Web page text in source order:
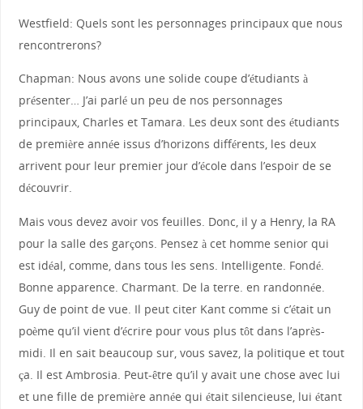
Westfield: Quels sont les personnages principaux que nous
rencontrerons?
Chapman: Nous avons une solide coupe d’étudiants à
présenter… J’ai parlé un peu de nos personnages
principaux, Charles et Tamara. Les deux sont des étudiants
de première année issus d’horizons différents, les deux
arrivent pour leur premier jour d’école dans l’espoir de se
découvrir.
Mais vous devez avoir vos feuilles. Donc, il y a Henry, la RA
pour la salle des garçons. Pensez à cet homme senior qui
est idéal, comme, dans tous les sens. Intelligente. Fondé.
Bonne apparence. Charmant. De la terre. en randonnée.
Guy de point de vue. Il peut citer Kant comme si c’était un
poème qu’il vient d’écrire pour vous plus tôt dans l’après-
midi. Il en sait beaucoup sur, vous savez, la politique et tout
ça. Il est Ambrosia. Peut-être qu’il y avait une chose avec lui
et une fille de première année qui était silencieuse, lui étant